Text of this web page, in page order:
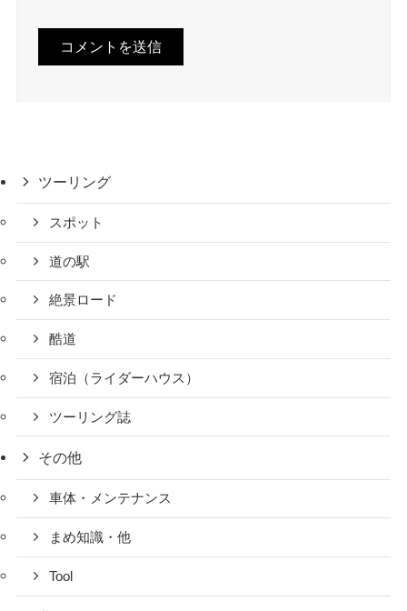
ツーリング
スポット
道の駅
絶景ロード
酷道
宿泊（ライダーハウス）
ツーリング誌
その他
車体・メンテナンス
まめ知識・他
Tool